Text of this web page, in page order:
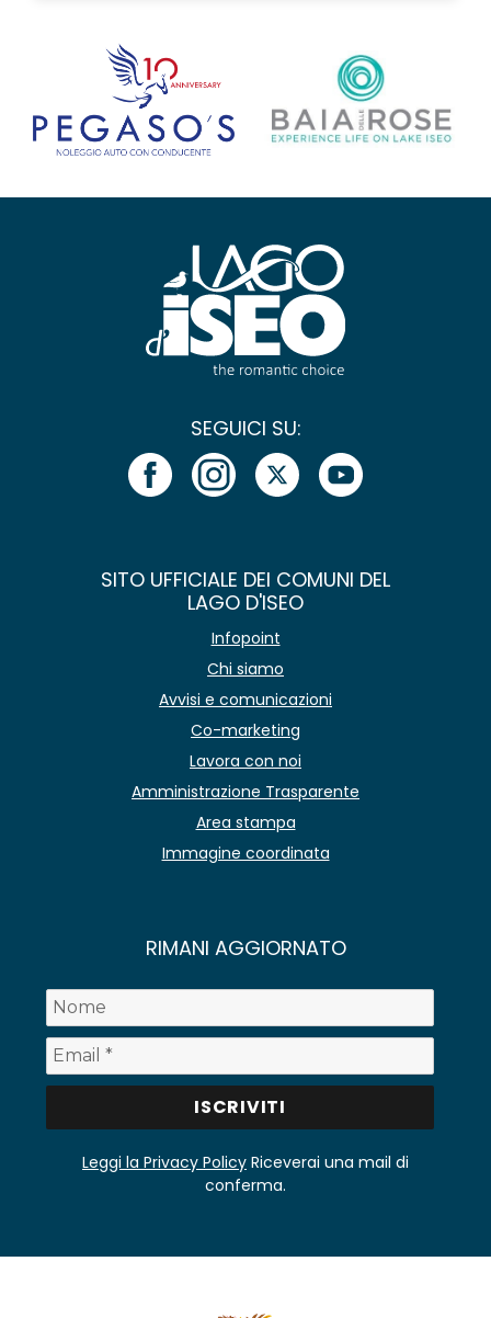
SEGUICI SU:
SITO UFFICIALE DEI COMUNI DEL
LAGO D'ISEO
Infopoint
Chi siamo
Avvisi e comunicazioni
Co-marketing
Lavora con noi
Amministrazione Trasparente
Area stampa
Immagine coordinata
RIMANI AGGIORNATO
Leggi la Privacy Policy Riceverai una mail di
conferma.